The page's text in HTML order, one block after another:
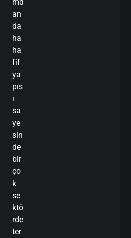
an
da
ha
ha
fif
ya
pıs
ı
sa
ye
sin
de
bir
ço
k
se
ktö
rde
ter